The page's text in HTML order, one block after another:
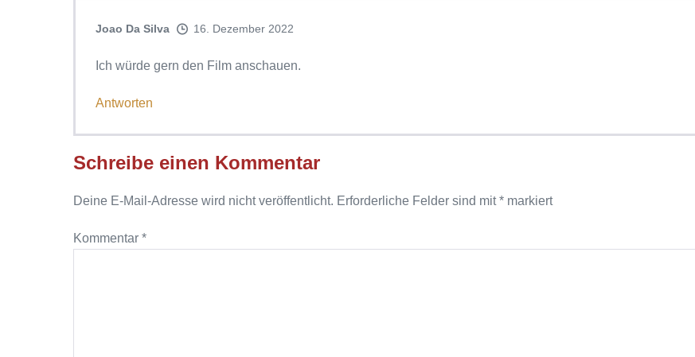
Joao Da Silva 16. Dezember 2022
Ich würde gern den Film anschauen.
Antworten
Schreibe einen Kommentar
Deine E-Mail-Adresse wird nicht veröffentlicht. Erforderliche Felder sind mit* markiert
Kommentar *